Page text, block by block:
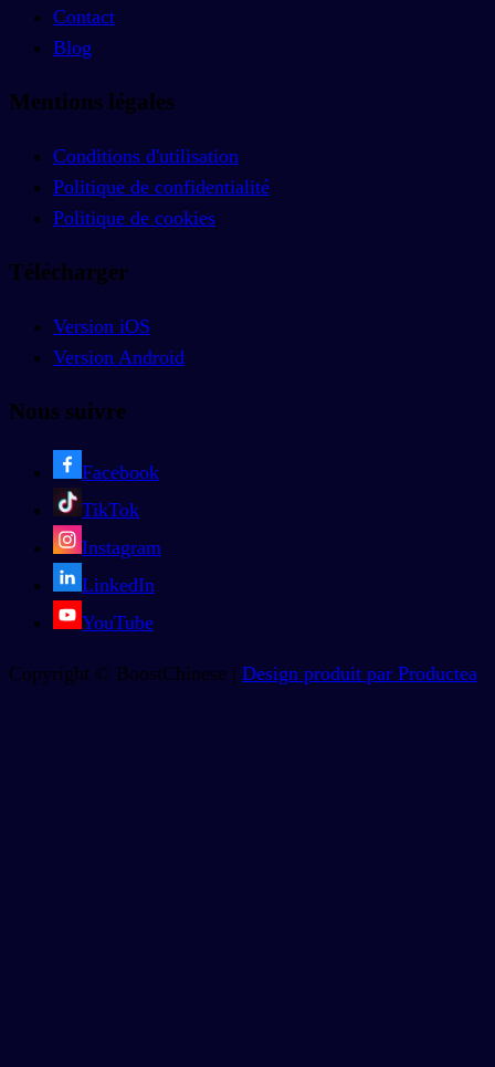
Contact
Blog
Mentions légales
Conditions d'utilisation
Politique de confidentialité
Politique de cookies
Télécharger
Version iOS
Version Android
Nous suivre
Facebook
TikTok
Instagram
LinkedIn
YouTube
Copyright © BoostChinese | Design produit par Productea